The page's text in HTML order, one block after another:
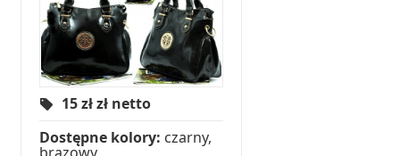
15 złzł netto
Dostępne kolory: czarny,